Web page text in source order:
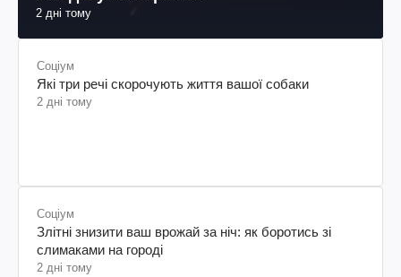
Соціум
Злітні знизити ваш врожай за ніч: як боротись зі
Економіка
Хто у серпні отримає 570 доплати до пенсії
2 дні тому